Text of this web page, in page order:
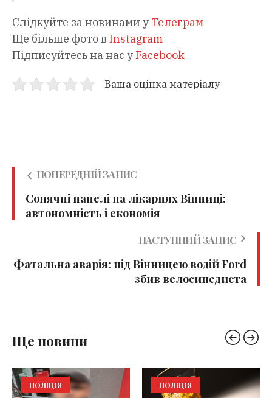
Слідкуйте за новинами у Телеграм
Ще більше фото в Instagram
Підписуйтесь на нас уFacebook
Ваша оцінка матеріалу
ПОПЕРЕДНІЙ ЗАПИС
Сонячні панелі на лікарнях Вінниці:
автономність і економія
НАСТУПНИЙ ЗАПИС
Фатальна аварія: під Вінницею водій Ford
збив велосипедиста
Ще новини
ПОЛІЦІЯ ПОЛІЦІЯ